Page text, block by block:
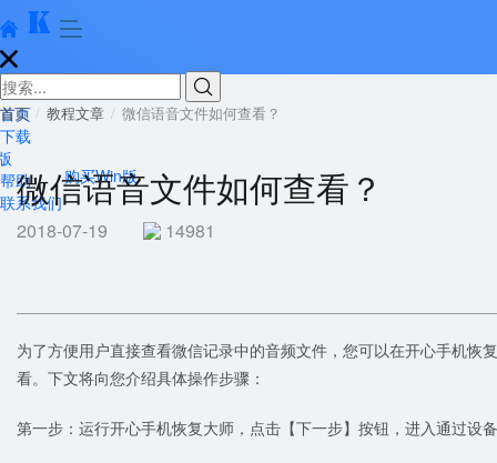
  


首页
下载
购买Win版
帮助
联系我们
首页 教程文章 微信语音文件如何查看？
微信语音文件如何查看？
2018-07-19 14981
为了方便用户直接查看微信记录中的音频文件，您可以在开心手机恢
看。下文将向您介绍具体操作步骤：
第一步：运行开心手机恢复大师，点击【下一步】按钮，进入通过设